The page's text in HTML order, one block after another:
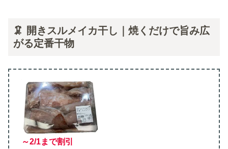
🦑 開きスルメイカ干し｜焼くだけで旨み広
がる定番干物
～2/1まで割引